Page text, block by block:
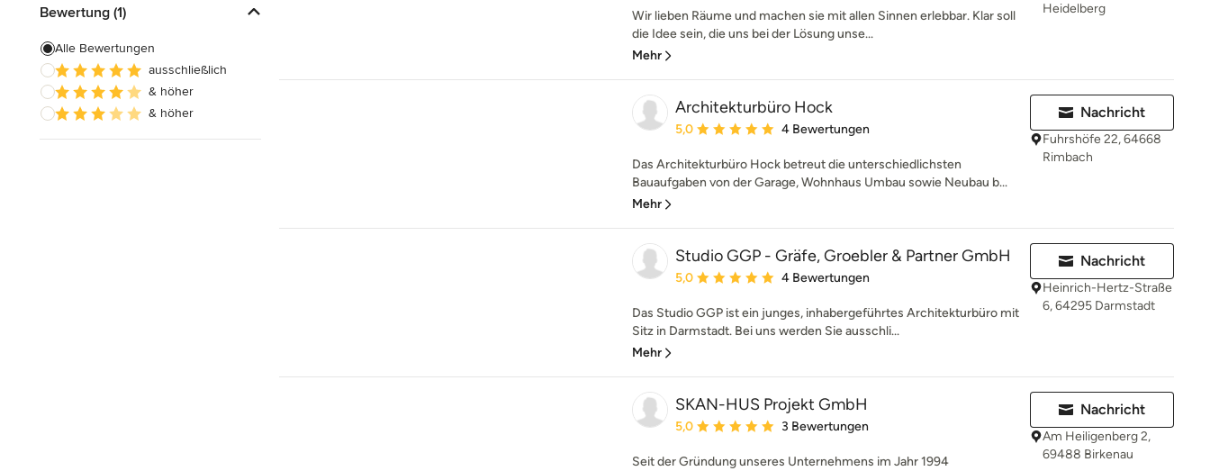
Bewertung (1)
Alle Bewertungen
ausschließlich
& höher
& höher
Wir lieben Räume und machen sie mit allen Sinnen erlebbar. Klar soll
die Idee sein, die uns bei der Lösung unse...
Mehr
Heidelberg
Architekturbüro Hock
Durchschnittliche Bewertung: 5 von 5 Sternen
5,0 4 Bewertungen
Das Architekturbüro Hock betreut die unterschiedlichsten
Bauaufgaben von der Garage, Wohnhaus Umbau sowie Neubau b...
Mehr
Nachricht
Fuhrshöfe 22, 64668
Rimbach
Studio GGP - Gräfe, Groebler & Partner GmbH
Durchschnittliche Bewertung: 5 von 5 Sternen
5,0 4 Bewertungen
Das Studio GGP ist ein junges, inhabergeführtes Architekturbüro mit
Sitz in Darmstadt. Bei uns werden Sie ausschli...
Mehr
Nachricht
Heinrich-Hertz-Straße
6, 64295 Darmstadt
SKAN-HUS Projekt GmbH
Durchschnittliche Bewertung: 5 von 5 Sternen
5,0 3 Bewertungen
Seit der Gründung unseres Unternehmens im Jahr 1994
Nachricht
Am Heiligenberg 2,
69488 Birkenau